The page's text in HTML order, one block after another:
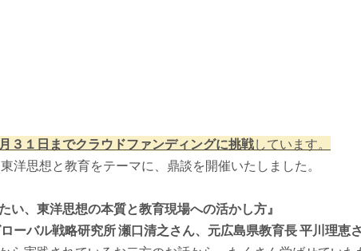
３１日までクラウドファンディングに挑戦しています。
洋思想と教育をテーマに、鼎談を開催いたしました。
い、東洋思想の本質と教育現場への活かし方』
ーバル戦略研究所 瀬口清之さん、元広島県教育長 平川理恵